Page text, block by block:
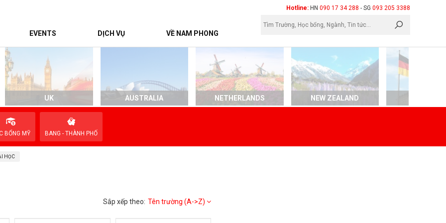
Hotline: HN 090 17 34 288 - SG 093 205 3388
EVENTS DỊCH VỤ VỀ NAM PHONG
UK AUSTRALIA NETHERLANDS NEW ZEALAND
BỔNG MỸ BANG - THÀNH PHỐ
HỌC
Sắp xếp theo: Tên trường (A->Z)